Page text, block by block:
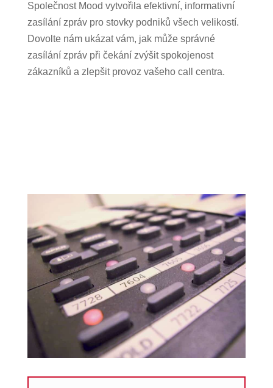
Společnost Mood vytvořila efektivní, informativní
zasílání zpráv pro stovky podniků všech velikostí.
Dovolte nám ukázat vám, jak může správné
zasílání zpráv při čekání zvýšit spokojenost
zákazníků a zlepšit provoz vašeho call centra.